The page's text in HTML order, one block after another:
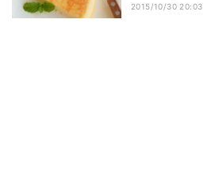
2015/10/30 20:03